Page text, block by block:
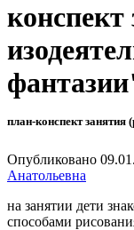
конспект
план-конспект занятия
Опубликовано
Анатольевна
на занятии дети
способами